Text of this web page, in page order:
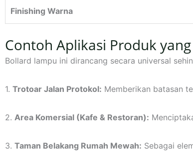
Finishing Warna
Contoh Aplikasi Produk
Bollard lampu ini dirancang secara universal
1. Trotoar Jalan Protokol: Memberikan batasan
2. Area Komersial (Kafe & Restoran):
3. Taman Belakang Rumah Mewah: Sebagai